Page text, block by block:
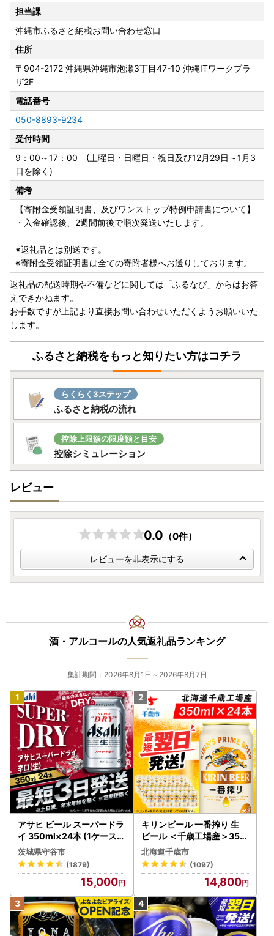
〒904-8501
沖縄県沖縄市仲宗根町26－1
沖縄市役所 経済文化部 観光スポーツ振興課 宛
▼▼▼下記よりダウンロード頂けます▼▼▼
・ワンストップ特例申請書
https://okifuru.com/onestop.pdf
・ワンストップ特例申請 添付書類貼付用紙、記入例
https://okifuru.com/onestop_doc.pdf
---------------------------------------------------------------
--
【ふるさと納税の対象となる地方団体の指定について】
沖縄市は令和7年9月26日付総務大臣通知「ふるさと納税の
法（昭和25年法律第226号）第37条の2第2項及び第314条の
7第2項の規定に基づき、ふるさと納税の対象となる地方団体
として指定されました。
指定対象期間は、令和7年10月1日から令和8年9月30日まで
です。
担当課
沖縄市ふるさと納税お問い合わせ窓口
住所
〒904-2172 沖縄県沖縄市泡瀬3丁目47-10 沖縄ITワークプラ
ザ2F
電話番号
050-8893-9234
受付時間
9：00～17：00 (土曜日・日曜日・祝日及び12月29日～1月3
日を除く)
備考
【寄附金受領証明書、及びワンストップ特例申請書について】
・入金確認後、2週間前後で順次発送いたします。
※返礼品とは別送です。
※寄附金受領証明書は全ての寄附者様へお送りしております。
返礼品の配送時期や不備などに関しては「ふるなび」からはお答
えできかねます。
お手数ですが上記より直接お問い合わせいただくようお願いいた
します。
ふるさと納税をもっと知りたい方はコチラ
らくらく3ステップ
ふるさと納税の流れ
控除上限額の限度額と目安
控除シミュレーション
レビュー
0.0 （0件）
レビューを非表示にする
酒・アルコールの人気返礼品ランキング
集計期間：2026年8月1日～2026年8月7日
アサヒ ビール スーパードラ
イ 350ml×24本 (1ケース)
究極の辛口 ＜茨城工場＞ 缶
ビール Asahi superDRY お
酒
茨城県守谷市
(1879)
15,000
キリンビール 一番搾り 生
ビール ＜千歳工場産＞350
ml（24本）
北海道千歳市
(1097)
14,800